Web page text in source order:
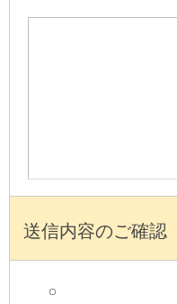
送信内容のご確認